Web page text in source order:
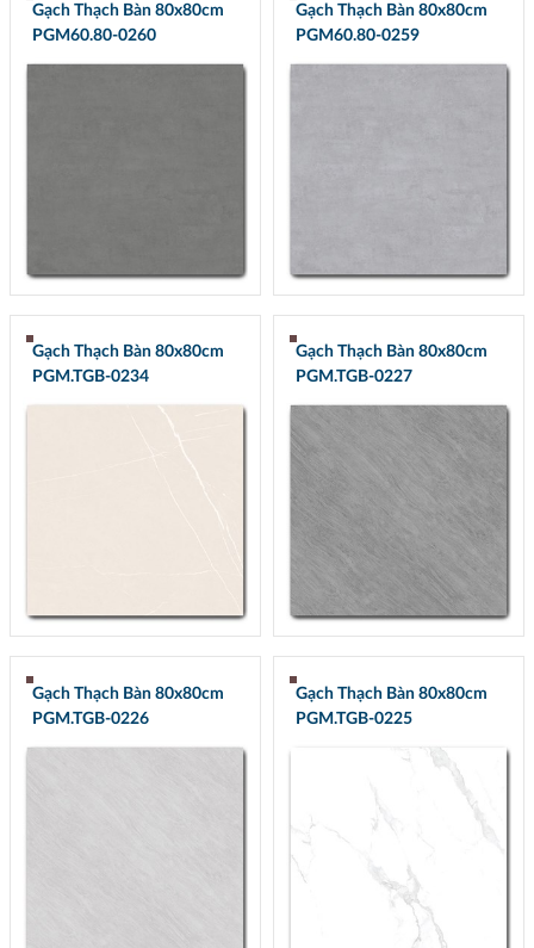
Gạch Thạch Bàn 80x80cm
PGM60.80-0260
Gạch Thạch Bàn 80x80cm
PGM60.80-0259
Gạch Thạch Bàn 80x80cm
PGM.TGB-0234
Gạch Thạch Bàn 80x80cm
PGM.TGB-0227
Gạch Thạch Bàn 80x80cm
PGM.TGB-0226
Gạch Thạch Bàn 80x80cm
PGM.TGB-0225